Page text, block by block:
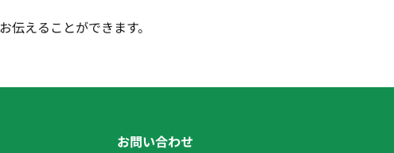
えることができます。
お問い合わせ